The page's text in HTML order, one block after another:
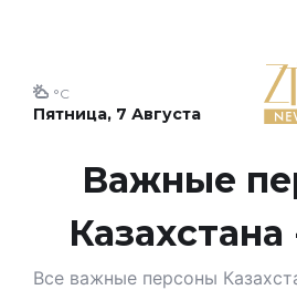
Пятница, 7 Августа
°C
Важные
Все важные персоны